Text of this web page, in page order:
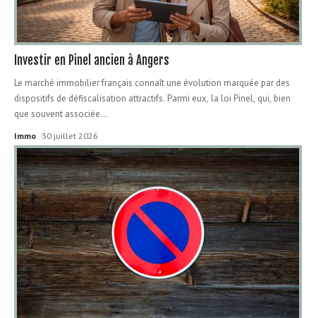
Investir en Pinel ancien à Angers
Le marché immobilier français connaît une évolution marquée par des
dispositifs de défiscalisation attractifs. Parmi eux, la loi Pinel, qui, bien
que souvent associée…
Immo 30 juillet 2026